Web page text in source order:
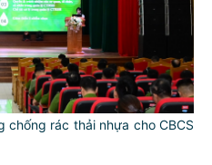
chống rác thải nhựa cho CBCS